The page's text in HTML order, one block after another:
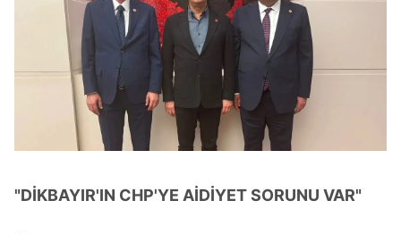
"DİKBAYIR'IN CHP'YE AİDİYET SORUNU VAR"